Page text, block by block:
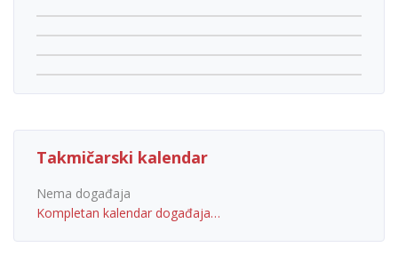
Takmičarski kalendar
Nema događaja
Kompletan kalendar događaja…